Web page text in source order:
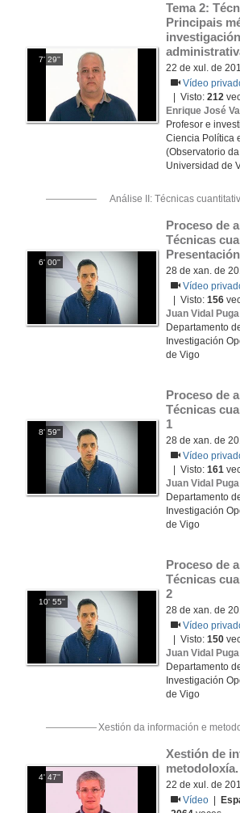
7' 29''
Tema 2:
Principais
22 de xul. de
Vídeo
| Visto:212
Enrique José
Profesor e
Ciencia Política
(Observatorio
Universidad de
Análise II: Técnicas
6' 00''
Proceso de
Técnicas
Presentación
28 de xan. de
Vídeo
| Visto:156
Juan Vidal Puga
Departamento
Investigación
de Vigo
8' 59''
Proceso de
Técnicas
1
28 de xan. de
Vídeo
| Visto:161
Juan Vidal Puga
Departamento
Investigación
de Vigo
10' 55''
Proceso de
Técnicas
2
28 de xan. de
Vídeo
| Visto:150
Juan Vidal Puga
Departamento
Investigación
de Vigo
Xestión da información e
4' 47''
Xestión de
22 de xul. de
Vídeo